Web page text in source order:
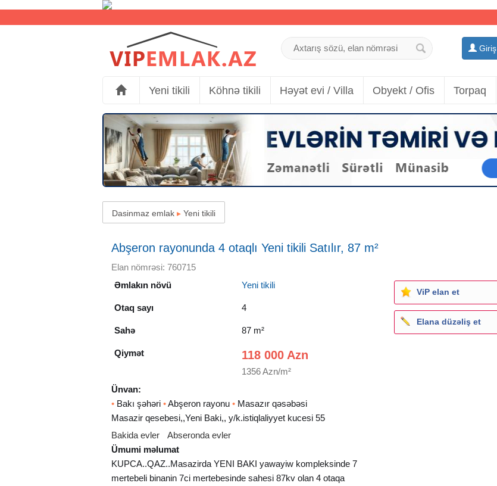
Giriş
Yeni tikili Köhnə tikili Həyət evi / Villa Obyekt / Ofis Torpaq
Dasinmaz emlak ▸ Yeni tikili
Abşeron rayonunda 4 otaqlı Yeni tikili Satılır, 87 m²
Elan nömrəsi: 760715
Əmlakın növü
Yeni tikili
Otaq sayı 4
Sahə 87 m²
Qiymət 118 000 Azn
1356 Azn/m²
Ünvan:
• Bakı şəhəri •Abşeron rayonu • Masazır qəsəbəsi
Masazir qesebesi,,Yeni Baki,, y/k.istiqlaliyyet kucesi 55
Bakida evler
Abseronda evler
Ümumi məlumat
KUPCA..QAZ..Masazirda YENI BAKI yawayiw kompleksinde 7
mertebeli binanin 7ci mertebesinde sahesi 87kv olan 4 otaqa
ViP elan et
Elana düzəliş et